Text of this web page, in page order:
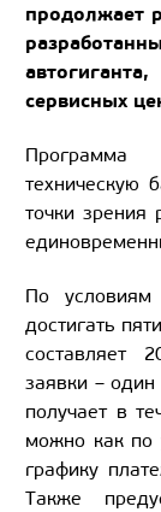
продолжает
сервисных
Программа
техническую
точки зрения
По условиям
достигать
составляет
заявки –
получает в
можно как по
графику
Также